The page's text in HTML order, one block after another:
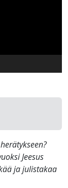
Jeesus
ja julistakaa